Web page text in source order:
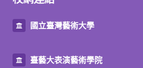
國立臺灣藝術大學
臺藝大表演藝術學院